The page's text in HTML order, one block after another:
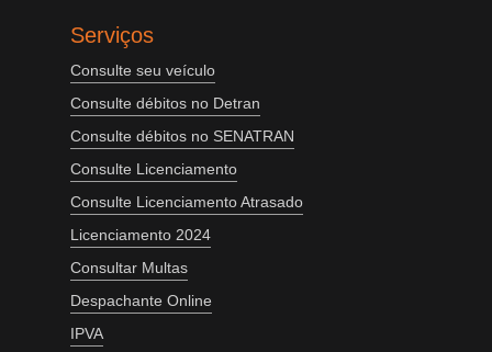
Serviços
Consulte seu veículo
Consulte débitos no Detran
Consulte débitos no SENATRAN
Consulte Licenciamento
Consulte Licenciamento Atrasado
Licenciamento 2024
Consultar Multas
Despachante Online
IPVA